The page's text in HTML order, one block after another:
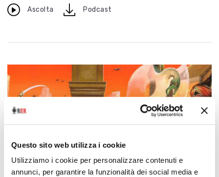
Questo sito web utilizza i cookie
Utilizziamo i cookie per personalizzare contenuti e
annunci, per garantire la funzionalità dei social media e
Ascolta downloadPodcast